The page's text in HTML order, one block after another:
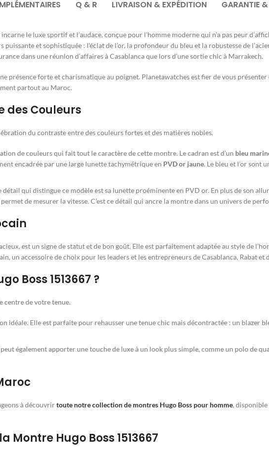
Q & R LIVRAISON & EXPÉDITION GARANTIE
le luxe sportif et l’audace, conçue pour l’homme moderne qui n’a pas peur
et sophistiquée : l’éclat de l’or, la profondeur du bleu et la robustesse de
dans une réunion d’affaires à Casablanca que lors d’une sortie chic à Marrakech.
présence forte et charismatique au poignet. Planetawatches est fier de vous
partout au Maroc.
des Couleurs
du contraste entre des couleurs fortes et des matières nobles.
de couleurs qui fait tout le caractère de cette montre. Le cadran est d’un bleu
encadrée par une large lunette tachymétrique en PVD or jaune. Le bleu et l’or sont
détail qui distingue ce modèle est sa lunette proéminente en PVD or. En plus de son
de mesurer la vitesse. C’est ce détail qui ancre la montre dans un univers de
est un signe de statut et de bon goût. Elle est parfaitement adaptée au style de
un accessoire de choix pour les leaders et les entrepreneurs de Casablanca, Rabat et
Boss 1513667 ?
centre de votre tenue.
idéale. Elle est parfaite pour rehausser une tenue chic mais décontractée : un blazer
peut également apporter une touche de luxe à un look plus simple, comme un polo de
à découvrirtoute notre collection de montres Hugo Boss pour homme, disponible
Hugo Boss 1513667